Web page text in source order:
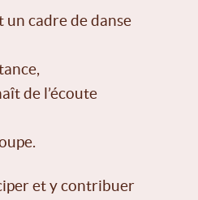
un cadre de danse
de l’écoute
et y contribuer